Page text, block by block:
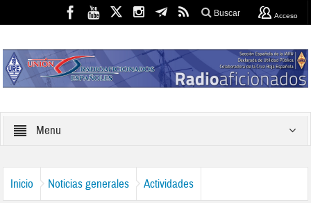
Buscar Acceso
Menu
Inicio Noticias generales Actividades